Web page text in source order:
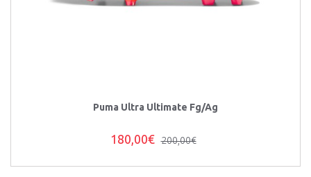
Puma Ultra Ultimate Fg/Ag
180,00€ 200,00€